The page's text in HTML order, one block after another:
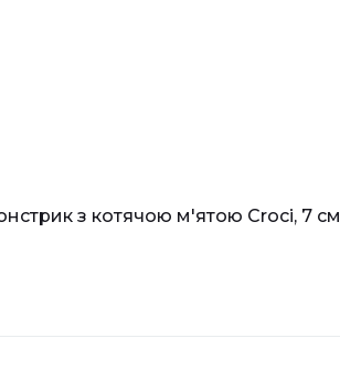
з котячою м'ятою Croci, 7 см